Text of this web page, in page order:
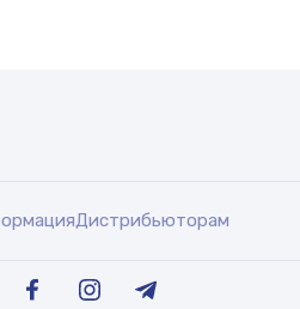
Дистрибьюторам